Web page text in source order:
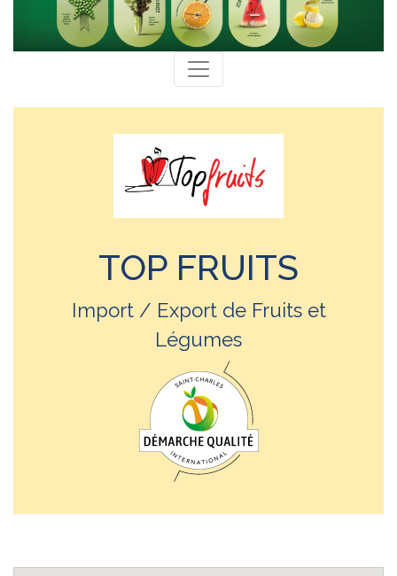
TOP FRUITS
Import / Export de Fruits et
Légumes